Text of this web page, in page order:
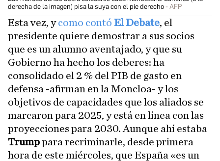
derecha de la imagen) pisa la suya con el pie derecho
AFP
Esta vez, ycomo contó El Debate, el
presidente quiere demostrar a sus socios
que es un alumno aventajado, y que su
Gobierno ha hecho los deberes: ha
consolidado el 2 % del PIB de gasto en
defensa -afirman en la Moncloa- y los
objetivos de capacidades que los aliados se
marcaron para 2025, y está en línea con las
proyecciones para 2030. Aunque ahí estaba
Trumppara recriminarle, desde primera
hora de este miércoles, que España «es un